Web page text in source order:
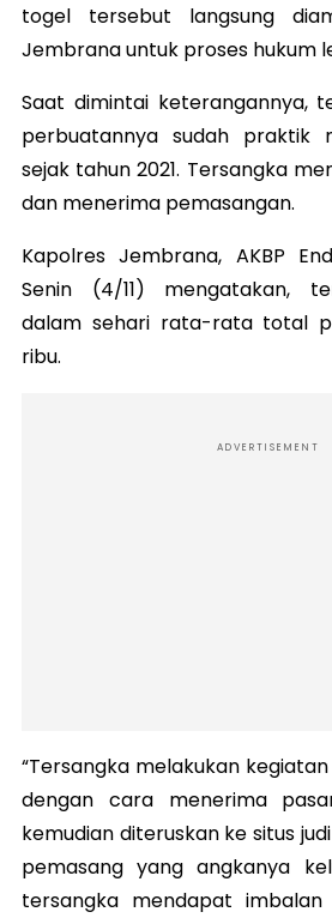
togel tersebut langsung
Jembrana untuk proses hukum
Saat dimintai keterangannya,
perbuatannya sudah praktik
sejak tahun 2021. Tersangka
dan menerima pemasangan.
Kapolres Jembrana, AKBP
Senin (4/11) mengatakan,
dalam sehari rata-rata total
ribu.
ADVERTISEMENT
“Tersangka melakukan
dengan cara menerima
kemudian diteruskan ke situs
pemasang yang angkanya
tersangka mendapat